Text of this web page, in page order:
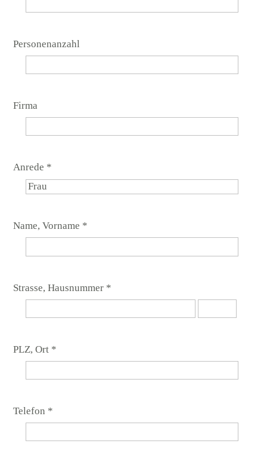
Personenanzahl
Firma
Anrede *
Name, Vorname *
Strasse, Hausnummer *
PLZ, Ort *
Telefon *